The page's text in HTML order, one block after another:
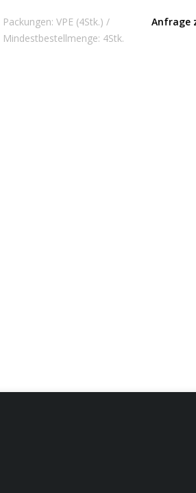
Packungen: VPE (4Stk.) /
Mindestbestellmenge: 4Stk.
Anfrage